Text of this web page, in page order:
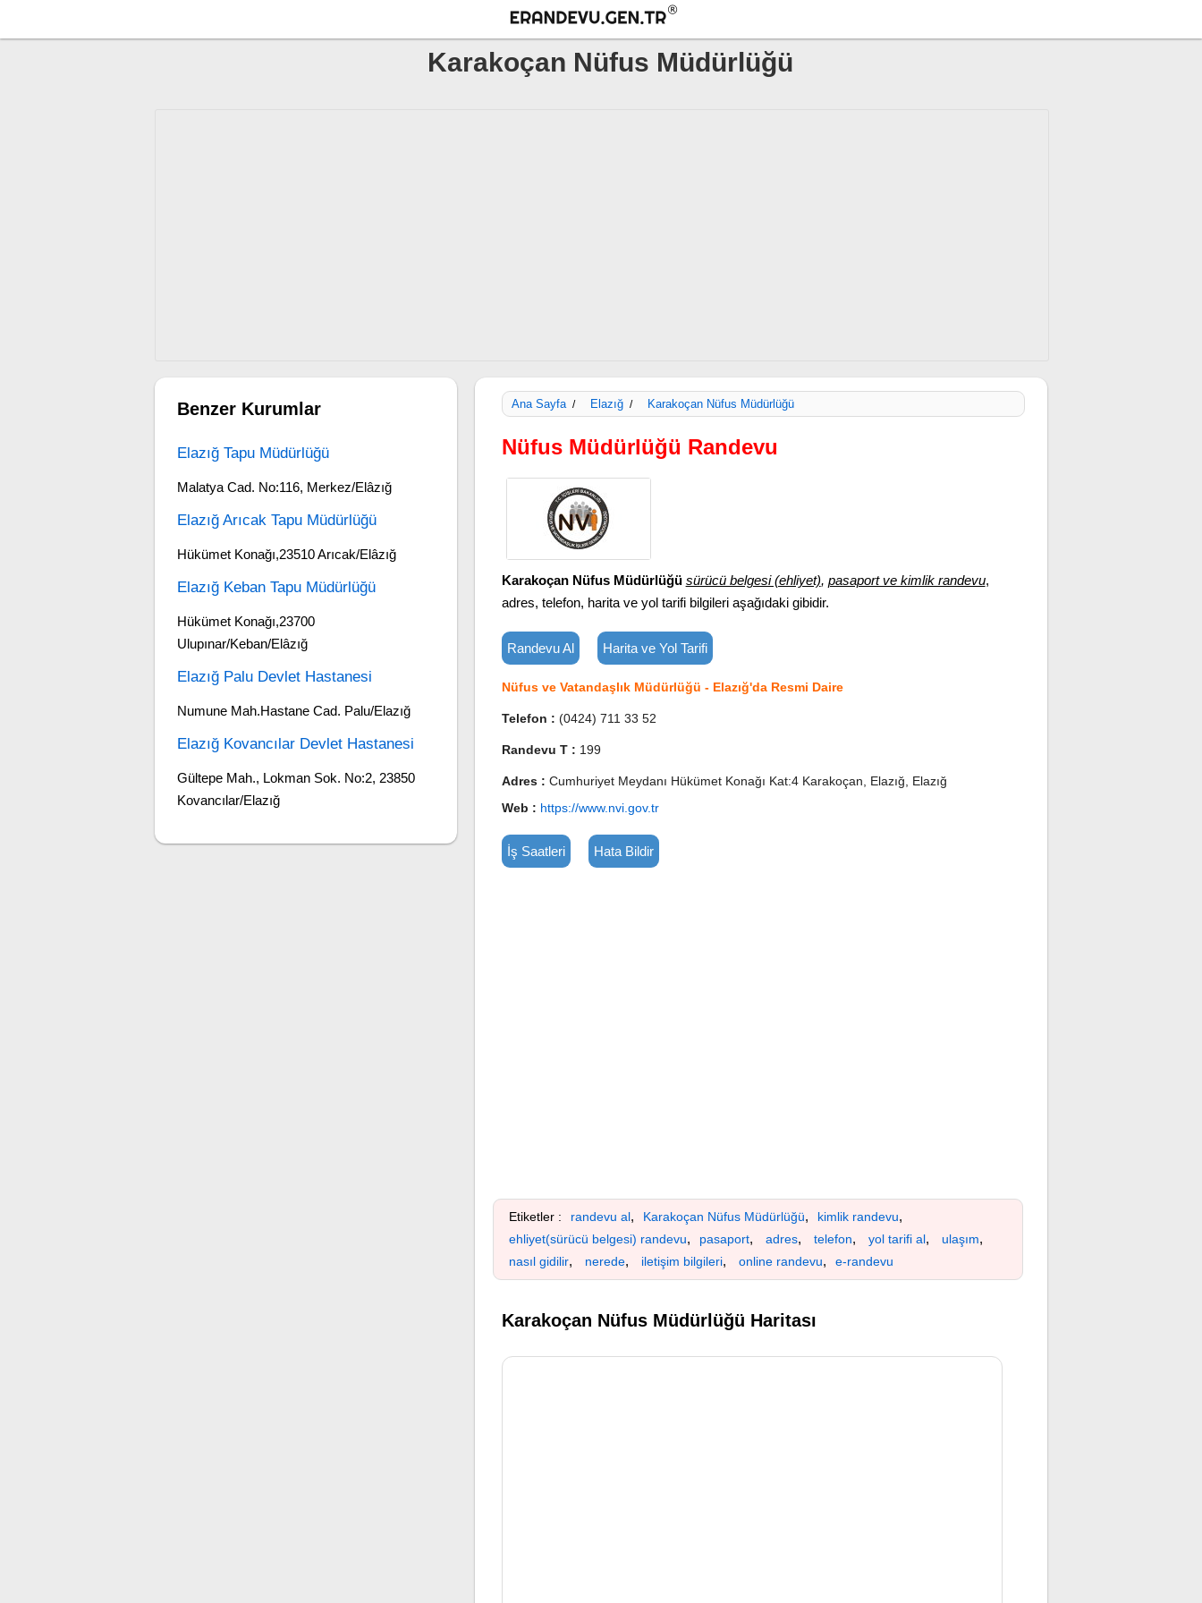
Karakoçan Nüfus Müdürlüğü
Ana Sayfa / Elazığ / Karakoçan Nüfus Müdürlüğü
Nüfus Müdürlüğü Randevu
Karakoçan Nüfus Müdürlüğü sürücü belgesi (ehliyet), pasaport ve kimlik randevu,
adres, telefon, harita ve yol tarifi bilgileri aşağıdaki gibidir.
Randevu Al Harita ve Yol Tarifi
Nüfus ve Vatandaşlık Müdürlüğü - Elazığ'da Resmi Daire
Telefon : (0424) 711 33 52
Randevu T : 199
Adres : Cumhuriyet Meydanı Hükümet Konağı Kat:4 Karakoçan, Elazığ, Elazığ
Web : https://www.nvi.gov.tr
İş Saatleri Hata Bildir
Etiketler : randevu al, Karakoçan Nüfus Müdürlüğü, kimlik randevu,
ehliyet(sürücü belgesi) randevu, pasaport, adres, telefon, yol tarifi al, ulaşım,
nasıl gidilir, nerede, iletişim bilgileri, online randevu, e-randevu
Karakoçan Nüfus Müdürlüğü Haritası
Benzer Kurumlar
Elazığ Tapu Müdürlüğü
Malatya Cad. No:116, Merkez/Elâzığ
Elazığ Arıcak Tapu Müdürlüğü
Hükümet Konağı,23510 Arıcak/Elâzığ
Elazığ Keban Tapu Müdürlüğü
Hükümet Konağı,23700
Ulupınar/Keban/Elâzığ
Elazığ Palu Devlet Hastanesi
Numune Mah.Hastane Cad. Palu/Elazığ
Elazığ Kovancılar Devlet Hastanesi
Gültepe Mah., Lokman Sok. No:2, 23850
Kovancılar/Elazığ